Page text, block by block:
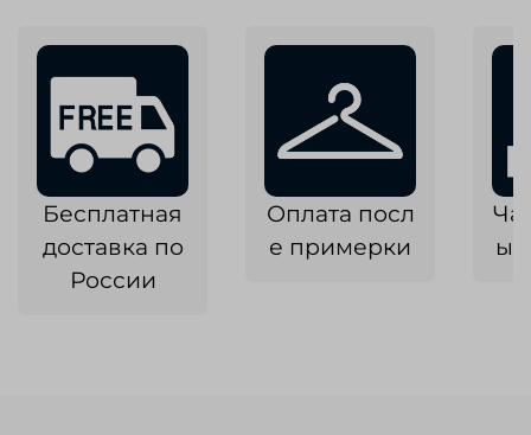
Бесплатная
доставка по
России
Оплата посл
е примерки